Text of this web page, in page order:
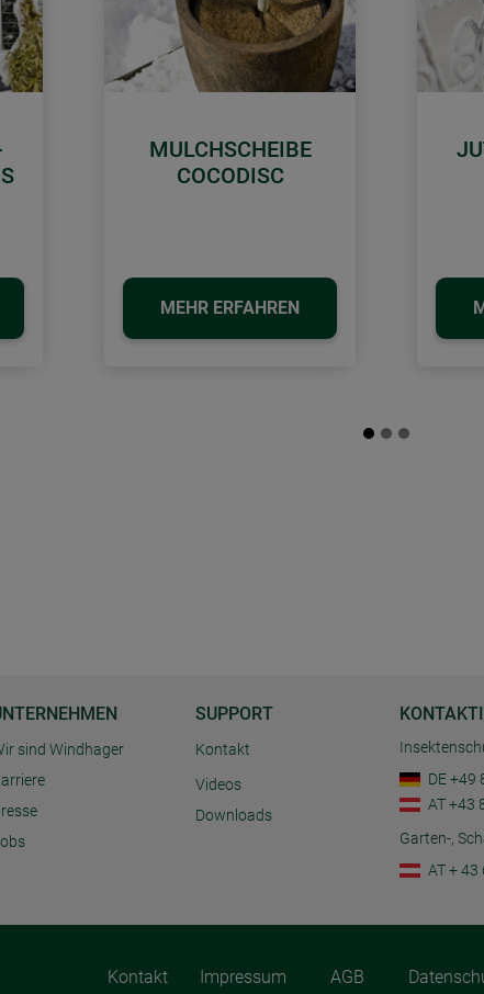
MULCHSCHEIBE
COCODISC
MEHR ERFAHREN
sind Windhager
SUPPORT
Kontakt
Videos
Downloads
DE +49
AT +43
Garten-,
AT +
Kontakt Impressum AGB